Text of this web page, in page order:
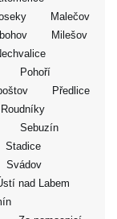
Malečov
Milešov
Pohoří
Předlice
Roudníky
Sebuzín
Stadice
Svádov
nad Labem